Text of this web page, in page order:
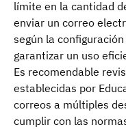
límite en la cantidad
enviar un correo
según la
garantizar un uso
Es recomendable
establecidas por
correos a múltiples
cumplir con las